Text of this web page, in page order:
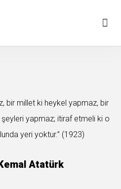
bir millet ki heykel yapmaz, bir
yapmaz; itiraf etmeli ki o
yeri yoktur.” (1923)
Atatürk